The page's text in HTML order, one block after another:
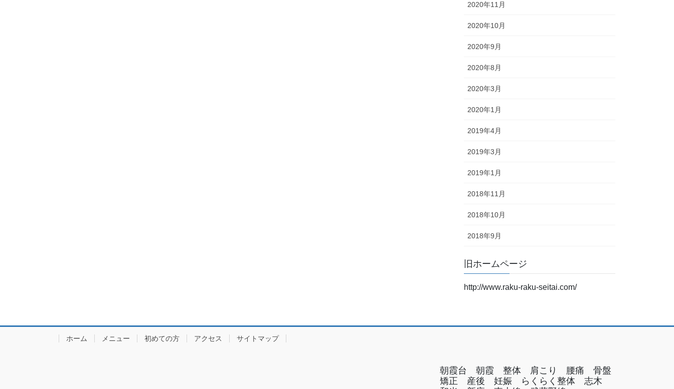
2020年11月
2020年10月
2020年9月
2020年8月
2020年3月
2020年1月
2019年4月
2019年3月
2019年1月
2018年11月
2018年10月
2018年9月
旧ホームページ
http://www.raku-raku-seitai.com/
ホーム メニュー 初めての方 アクセス サイトマップ
朝霞台 朝霞 整体 肩こり 腰痛 骨盤
矯正 産後 妊娠 らくらく整体 志木